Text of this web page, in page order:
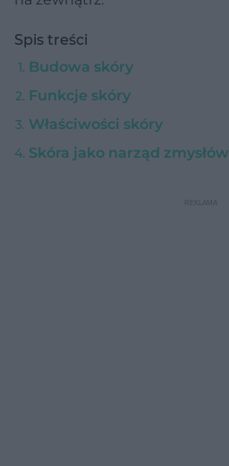
Spis treści
Budowa skóry
Funkcje skóry
Właściwości skóry
Skóra jako narząd zmysłów